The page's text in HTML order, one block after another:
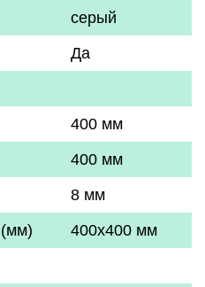
серый
Да
400 мм
400 мм
8 мм
400x400 мм